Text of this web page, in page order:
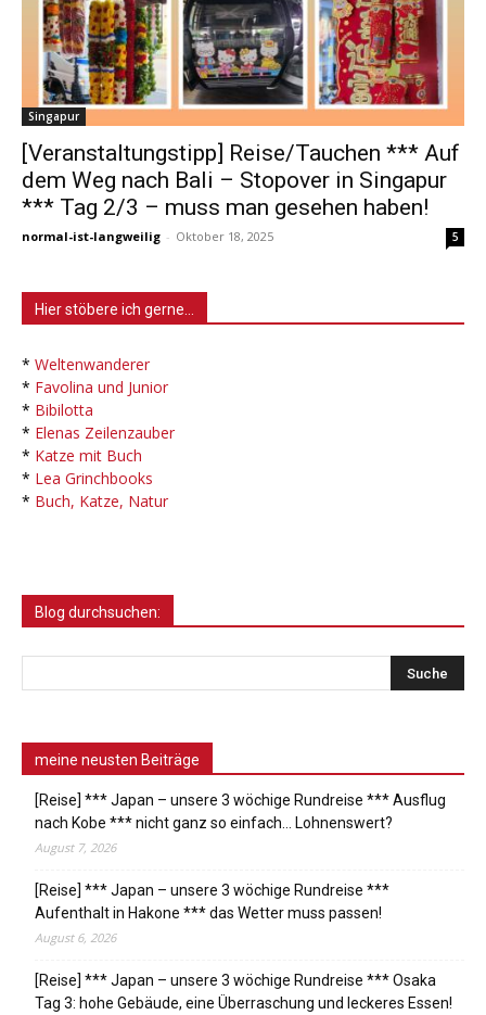
Singapur
[Veranstaltungstipp] Reise/Tauchen *** Auf
dem Weg nach Bali – Stopover in Singapur
*** Tag 2/3 – muss man gesehen haben!
normal-ist-langweilig - Oktober 18, 2025 5
Hier stöbere ich gerne…
* Weltenwanderer
* Favolina und Junior
* Bibilotta
* Elenas Zeilenzauber
* Katze mit Buch
* Lea Grinchbooks
* Buch, Katze, Natur
Blog durchsuchen:
meine neusten Beiträge
[Reise] *** Japan – unsere 3 wöchige Rundreise *** Ausflug
nach Kobe *** nicht ganz so einfach… Lohnenswert?
August 7, 2026
[Reise] *** Japan – unsere 3 wöchige Rundreise ***
Aufenthalt in Hakone *** das Wetter muss passen!
August 6, 2026
[Reise] *** Japan – unsere 3 wöchige Rundreise *** Osaka
Tag 3: hohe Gebäude, eine Überraschung und leckeres Essen!